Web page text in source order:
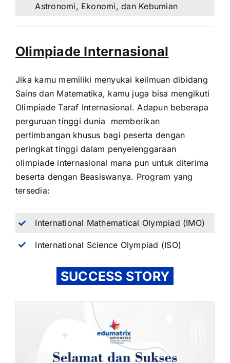
Astronomi, Ekonomi, dan Kebumian
Olimpiade Internasional
Jika kamu memiliki menyukai keilmuan dibidang
Sains dan Matematika, kamu juga bisa mengikuti
Olimpiade Taraf Internasional. Adapun beberapa
perguruan tinggi dunia memberikan
pertimbangan khusus bagi peserta dengan
peringkat tinggi dalam penyelenggaraan
olimpiade internasional mana pun untuk diterima
beserta dengan Beasiswanya. Program yang
tersedia:
International Mathematical Olympiad (IMO)
International Science Olympiad (ISO)
SUCCESS STORY